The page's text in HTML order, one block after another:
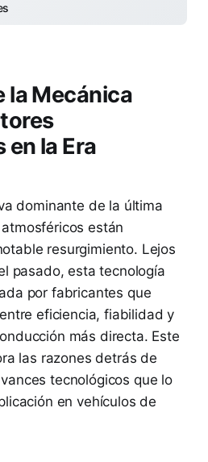
la Mecánica
la Era
dominante de la última
están
resurgimiento. Lejos
pasado, esta tecnología
por fabricantes que
eficiencia, fiabilidad y
más directa. Este
las razones detrás de
tecnológicos que lo
en vehículos de